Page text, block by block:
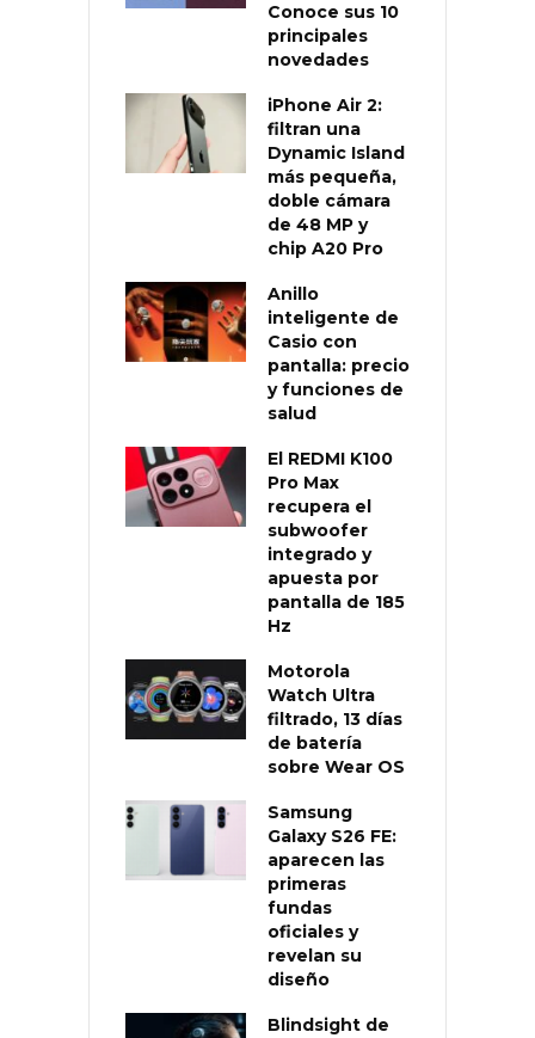
Conoce sus 10
principales
novedades
iPhone Air 2:
filtran una
Dynamic Island
más pequeña,
doble cámara
de 48 MP y
chip A20 Pro
Anillo
inteligente de
Casio con
pantalla: precio
y funciones de
salud
El REDMI K100
Pro Max
recupera el
subwoofer
integrado y
apuesta por
pantalla de 185
Hz
Motorola
Watch Ultra
filtrado, 13 días
de batería
sobre Wear OS
Samsung
Galaxy S26 FE:
aparecen las
primeras
fundas
oficiales y
revelan su
diseño
Blindsight de